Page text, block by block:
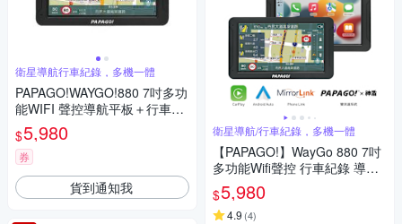
衛星導航行車紀錄，多機一體
PAPAGO!WAYGO!880 7吋多功
能WIFI 聲控導航平板＋行車紀
錄器 -免費安裝
$5,980
券
貨到通知我
衛星導航/行車紀錄，多機一體
【PAPAGO!】WayGo 880 7吋
多功能Wifi聲控 行車紀錄 導航
平板(行車記錄/Carplay/神盾)~
急
$5,980
4.9 (4)